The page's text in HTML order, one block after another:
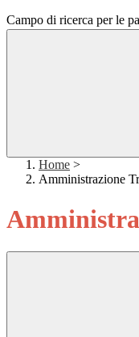
Campo di ricerca per le
Home >
Amministrazione